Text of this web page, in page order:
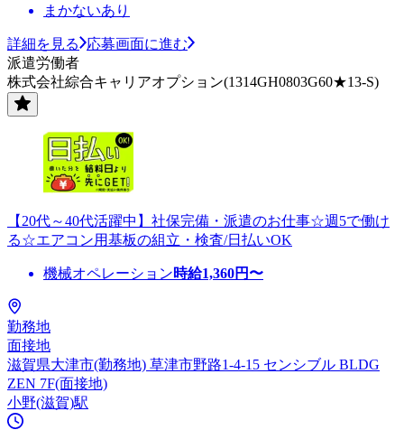
まかないあり
詳細を見る
応募画面に進む
派遣労働者
株式会社綜合キャリアオプション(1314GH0803G60★13-S)
【20代～40代活躍中】社保完備・派遣のお仕事☆週5で働け
る☆エアコン用基板の組立・検査/日払いOK
機械オペレーション時給1,360円〜
勤務地
面接地
滋賀県大津市(勤務地) 草津市野路1-4-15 センシブル BLDG
ZEN 7F(面接地)
小野(滋賀)駅